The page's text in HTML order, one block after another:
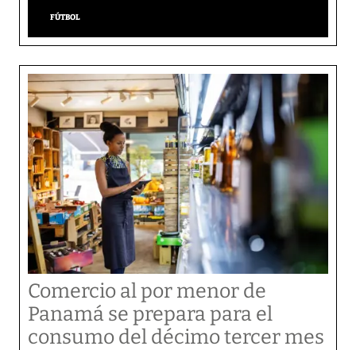
FÚTBOL
Comercio al por menor de
Panamá se prepara para el
consumo del décimo tercer mes